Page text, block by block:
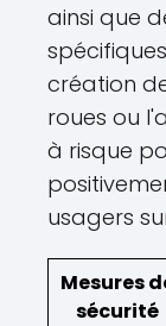
ainsi que
création
roues ou
à risque
usagers
Mesures
sécurité